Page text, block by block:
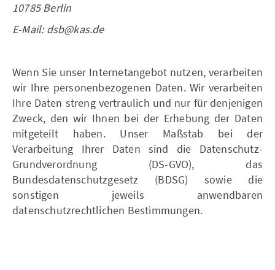
10785 Berlin
E-Mail: dsb@kas.de
Wenn Sie unser Internetangebot nutzen, verarbeiten
wir Ihre personenbezogenen Daten. Wir verarbeiten
Ihre Daten streng vertraulich und nur für denjenigen
Zweck, den wir Ihnen bei der Erhebung der Daten
mitgeteilt haben. Unser Maßstab bei der
Verarbeitung Ihrer Daten sind die Datenschutz-
Grundverordnung (DS-GVO), das
Bundesdatenschutzgesetz (BDSG) sowie die
sonstigen jeweils anwendbaren
datenschutzrechtlichen Bestimmungen.